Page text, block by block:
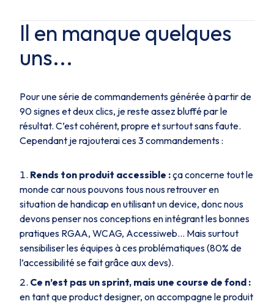
Il en manque quelques
uns...
Pour une série de commandements générée à partir de
90 signes et deux clics, je reste assez bluffé par le
résultat. C’est cohérent, propre et surtout sans faute.
Cependant je rajouterai ces 3 commandements :
Rends ton produit accessible :ça concerne tout le
monde car nous pouvons tous nous retrouver en
situation de handicap en utilisant un device, donc nous
devons penser nos conceptions en intégrant les bonnes
pratiques RGAA, WCAG, Accessiweb… Mais surtout
sensibiliser les équipes à ces problématiques (80% de
l’accessibilité se fait grâce aux devs).
Ce n’est pas un sprint, mais une course de fond :
en tant que product designer, on accompagne le produit